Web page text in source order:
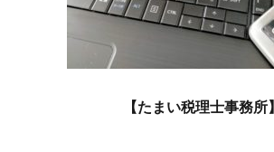
【たまい税理士事務所】